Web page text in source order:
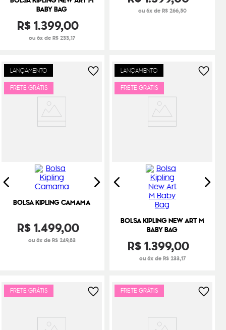
BABY BAG
R$1.399,00
ou 6x de R$ 233,17
ou 6x de R$ 266,50
LANÇAMENTO
FRETE GRÁTIS
BOLSA KIPLING CAMAMA
R$1.499,00
ou 6x de R$ 249,83
LANÇAMENTO
FRETE GRÁTIS
BOLSA KIPLING NEW ART M
BABY BAG
R$1.399,00
ou 6x de R$ 233,17
FRETE GRÁTIS FRETE GRÁTIS